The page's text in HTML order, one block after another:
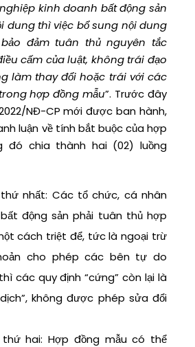
kinh doanh bất động sản
dung thì việc bổ sung nội dung
đảm tuân thủ nguyên tắc
cấm của luật, không trái đạo
làm thay đổi hoặc trái với các
hợp đồng mẫu”. Trước đây
NĐ-CP mới được ban hành,
luận về tính bắt buộc của hợp
đó chia thành hai (02) luồng
nhất: Các tổ chức, cá nhân
động sản phải tuân thủ hợp
cách triệt để, tức là ngoại trừ
cho phép các bên tự do
các quy định “cứng” còn lại là
không được phép sửa đổi
thứ hai: Hợp đồng mẫu có thể